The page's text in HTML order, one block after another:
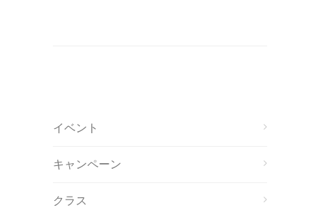
イベント
キャンペーン
クラス